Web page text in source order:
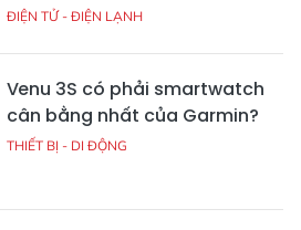
ĐIỆN TỬ - ĐIỆN LẠNH
Venu 3S có phải smartwatch
cân bằng nhất của Garmin?
THIẾT BỊ - DI ĐỘNG